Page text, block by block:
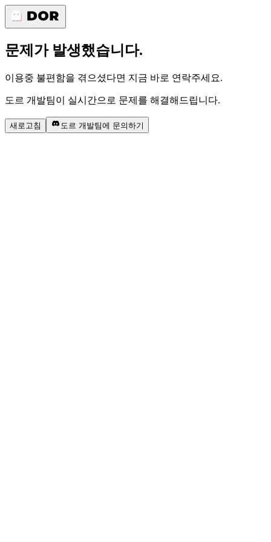
문제가 발생했습니다.
이용중 불편함을 겪으셨다면 지금 바로 연락주세요.
도르 개발팀이 실시간으로 문제를 해결해드립니다.
새로고침 도르 개발팀에 문의하기